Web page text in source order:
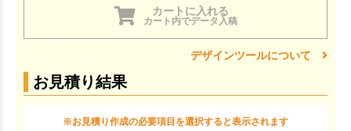
カートに入れる
カート内でデータ入稿
デザインツールについて
お見積り結果
※お見積り作成の必要項目を選択すると表示されます